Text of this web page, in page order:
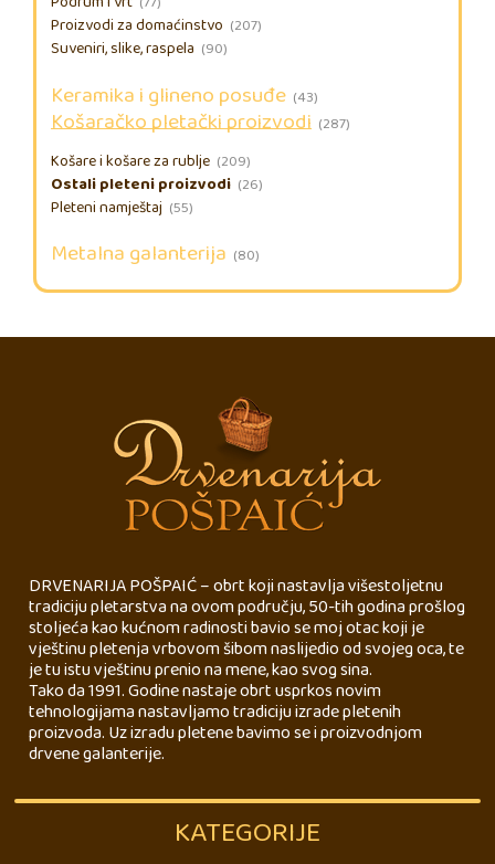
Proizvodi za domaćinstvo (207)
Suveniri, slike, raspela (90)
Keramika i glineno posuđe (43)
Košaračko pletački proizvodi (287)
Košare i košare za rublje (209)
Ostali pleteni proizvodi (26)
Pleteni namještaj (55)
Metalna galanterija (80)
DRVENARIJA POŠPAIĆ – obrt koji nastavlja višestoljetnu
tradiciju pletarstva na ovom području, 50-tih godina prošlog
stoljeća kao kućnom radinosti bavio se moj otac koji je
vještinu pletenja vrbovom šibom naslijedio od svojeg oca, te
je tu istu vještinu prenio na mene, kao svog sina.
Tako da 1991. Godine nastaje obrt usprkos novim
tehnologijama nastavljamo tradiciju izrade pletenih
proizvoda. Uz izradu pletene bavimo se i proizvodnjom
drvene galanterije.
KATEGORIJE